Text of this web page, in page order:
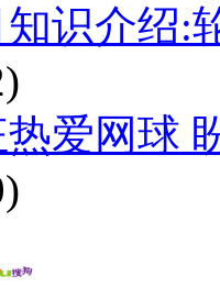
识介绍:
爱网球